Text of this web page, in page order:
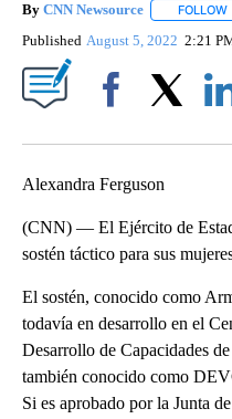
By CNN Newsource FOLLOW
Published August 5, 2022 2:21
Alexandra Ferguson
(CNN) — El Ejército de
sostén táctico para sus
El sostén, conocido como
todavía en desarrollo en el
Desarrollo de Capacidades
también conocido como
Si es aprobado por la Junta